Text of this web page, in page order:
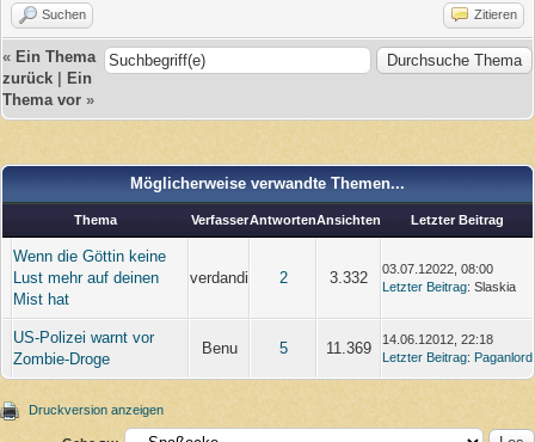
Suchen Zitieren
« Ein Thema
zurück
Ein
Thema vor »
Möglicherweise verwandte Themen...
Thema VerfasserAntwortenAnsichten Letzter Beitrag
Wenn die Göttin keine
Lust mehr auf deinen
Mist hat
verdandi 2 3.332
03.07.12022, 08:00
Letzter Beitrag: Slaskia
US-Polizei warnt vor
Zombie-Droge
Benu 5 11.369
14.06.12012, 22:18
Letzter Beitrag: Paganlord
Druckversion anzeigen